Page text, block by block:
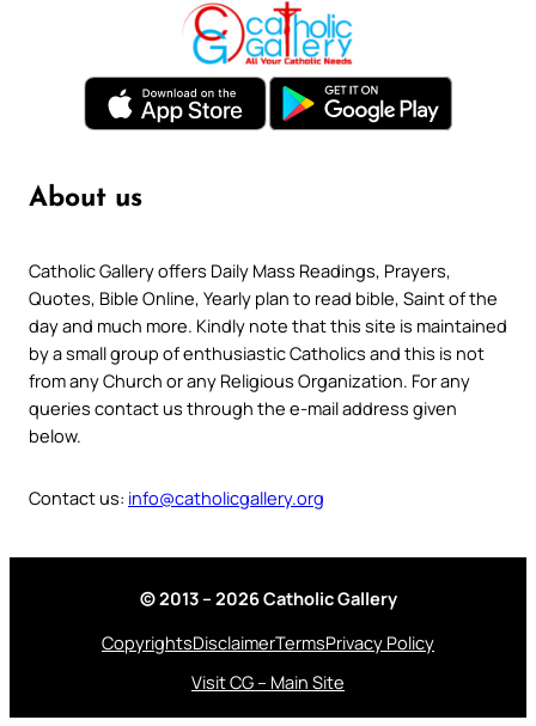
About us
Catholic Gallery offers Daily Mass Readings, Prayers,
Quotes, Bible Online, Yearly plan to read bible, Saint of the
day and much more. Kindly note that this site is maintained
by a small group of enthusiastic Catholics and this is not
from any Church or any Religious Organization. For any
queries contact us through the e-mail address given
below.
Contact us: info@catholicgallery.org
© 2013 – 2026 Catholic Gallery
CopyrightsDisclaimerTermsPrivacy Policy
Visit CG – Main Site